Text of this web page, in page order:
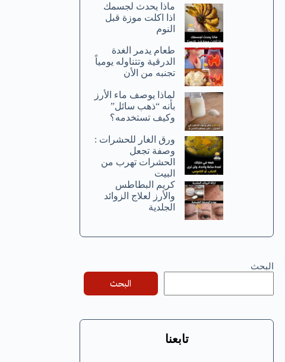
ماذا يحدث لجسمك
اذا اكلت موزة قبل
النوم
طعام يدمر الغدة
الدرقية وتتناوله يومياً
تجنبه من الأن
لماذا يوصف ماء الأرز
بأنه “ذهب سائل”
وكيف تستخدمه؟
ورق الغار للحشرات :
وصفة تجعل
الحشرات تهرب من
البيت
كريم البطاطس
والأرز لعلاج الزوائد
الجلدية
البحث
البحث
تابعنا